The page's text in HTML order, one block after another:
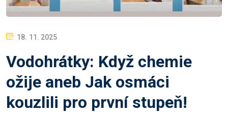
P
S
T
E
D
18. 11. 2025
Vodohrátky: Když chemie
ožije aneb Jak osmáci
kouzlili pro první stupeň!